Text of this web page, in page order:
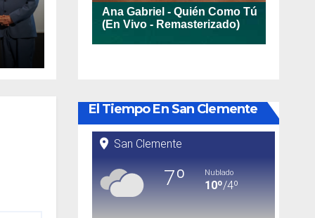
El Tiempo En San Clemente